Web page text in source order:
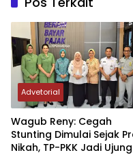
Advetorial
Wagub Reny: Cegah
Stunting Dimulai Sejak
Nikah, TP-PKK Jadi Ujung